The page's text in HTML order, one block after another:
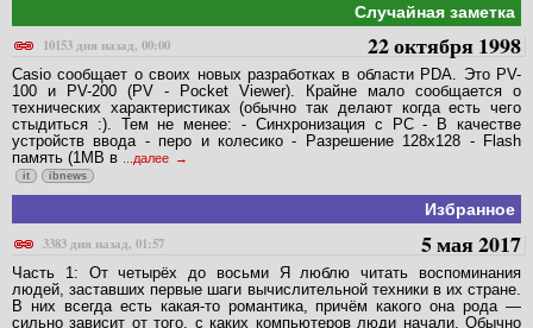
Случайная заметка
10153 дня назад, 00:00
22 октября 1998
Casio сообщает о своих новых разработках в области PDA. Это PV-
100 и PV-200 (PV - Pocket Viewer). Крайне мало сообщается о
технических характеристиках (обычно так делают когда есть чего
стыдиться :). Тем не менее: - Синхронизация с PC - В качестве
устройств ввода - перо и колесико - Разрешение 128x128 - Flash
память (1MB в
...далее
it ibnews
Избранное
3383 дня назад, 01:57
5 мая 2017
Часть 1: От четырёх до восьми Я люблю читать воспоминания
людей, заставших первые шаги вычислительной техники в их стране.
В них всегда есть какая-то романтика, причём какого она рода —
сильно зависит от того, с каких компьютеров люди начали. Обычно